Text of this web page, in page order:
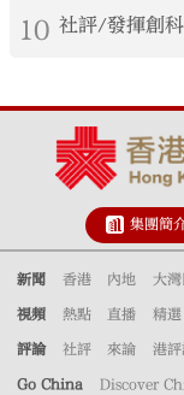
10 社評/發揮創
集團簡
新聞 香港 內地 大灣
視頻 熱點 直播 精選
評論 社評 來論 港評
Go China Discover